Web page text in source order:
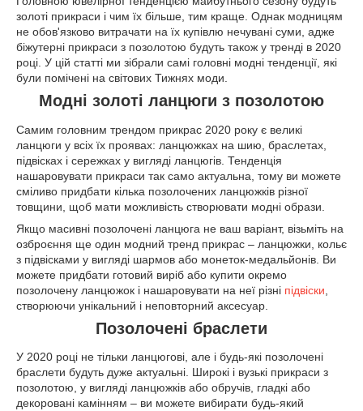
золоті прикраси і чим їх більше, тим краще. Однак модницям
не обов'язково витрачати на їх купівлю нечувані суми, адже
біжутерні прикраси з позолотою будуть також у тренді в 2020
році. У цій статті ми зібрали самі головні модні тенденції, які
були помічені на світових Тижнях моди.
Модні золоті ланцюги з позолотою
Самим головним трендом прикрас 2020 року є великі
ланцюги у всіх їх проявах: ланцюжках на шию, браслетах,
підвісках і сережках у вигляді ланцюгів. Тенденція
нашаровувати прикраси так само актуальна, тому ви можете
сміливо придбати кілька позолочених ланцюжків різної
товщини, щоб мати можливість створювати модні образи.
Якщо масивні позолочені ланцюга не ваш варіант, візьміть на
озброєння ще один модний тренд прикрас – ланцюжки, кольє
з підвісками у вигляді шармов або монеток-медальйонів. Ви
можете придбати готовий виріб або купити окремо
позолочену ланцюжок і нашаровувати на неї різні підвіски
створюючи унікальний і неповторний аксесуар.
Позолочені браслети
У 2020 році не тільки ланцюгові, але і будь-які позолочені
браслети будуть дуже актуальні. Широкі і вузькі прикраси з
позолотою, у вигляді ланцюжків або обручів, гладкі або
декоровані камінням – ви можете вибирати будь-який